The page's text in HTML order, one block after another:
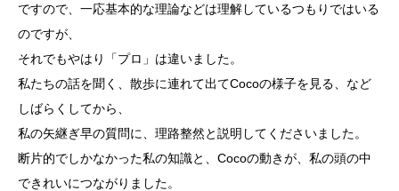
ですので、一応基本的な理論などは理解しているつもりではいる
のですが、
それでもやはり「プロ」は違いました。
私たちの話を聞く、散歩に連れて出てCocoの様子を見る、など
しばらくしてから、
私の矢継ぎ早の質問に、理路整然と説明してくださいました。
断片的でしかなかった私の知識と、Cocoの動きが、私の頭の中
できれいにつながりました。